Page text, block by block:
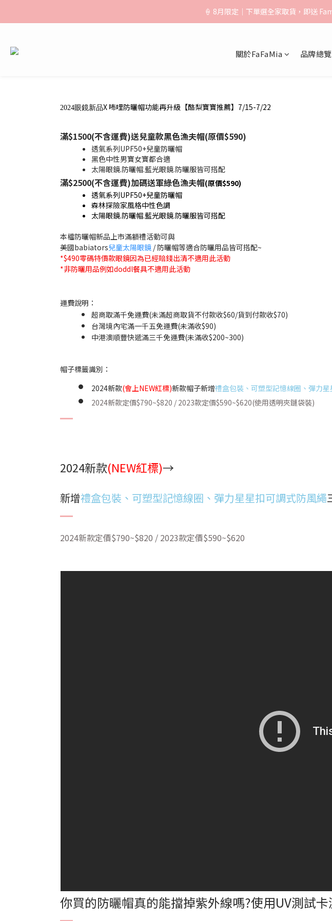
🚚【運費公告】：超取（先付款）$1000
🍦 8月限定｜下單選全家取貨，即送
🚚【運費公告】：超取（先付款）$1000
關於FaFaMia 品牌總覽
2024眼鏡新品X 咘哩防曬帽功能再升級 【酪梨寶寶推薦】7/15-7/22
滿$1500(不含運費)送兒童款黑色漁夫帽(原價$590)
​​透氣系列UPF50+兒童防曬帽
黑色中性男寶女寶都合適
太陽眼鏡.防曬帽.藍光眼鏡.防曬服皆可搭配
滿$2500(不含運費)加碼送軍綠色漁夫帽(原價$590)
​​透氣系列UPF50+兒童防曬帽
森林探險家風格中性色調
太陽眼鏡.防曬帽.藍光眼鏡.防曬服皆可搭配
本檔防曬帽新品上市滿額禮活動可與
美國babiators兒童太陽眼鏡 / 防曬帽等適合防曬用品皆可搭配~
*$490零碼特價款眼鏡因為已經賠錢出清不適用此活動
*非防曬用品例如doddl餐具不適用此活動
運費說明：
超商取滿千免運費(未滿超商取貨不付款收$60/貨到付款收$70)
台灣境內宅滿一千五免運費(未滿收$90)
中港澳順豐快遞滿三千免運費(未滿收$200~300)
帽子標籤識別：
2024新款(會上NEW紅標)新款帽子新增禮盒包裝、可塑型記憶線圈、彈力
2024新款定價$790~$820 / 2023款定價$590~$620(使用透明夾鏈袋裝)
2024新款(NEW紅標)→
新增禮盒包裝、可塑型記憶線圈、彈力星星扣可調式防風繩
2024新款定價$790~$820 / 2023款定價$590~$620
你買的防曬帽真的能擋掉紫外線嗎?使用UV測試